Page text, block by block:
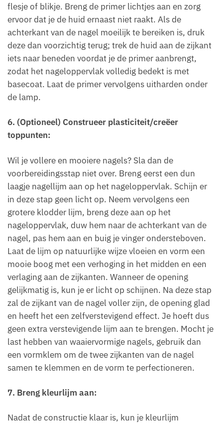
flesje of blikje. Breng de primer lichtjes aan en zorg
ervoor dat je de huid ernaast niet raakt. Als de
achterkant van de nagel moeilijk te bereiken is, druk
deze dan voorzichtig terug; trek de huid aan de zijkant
iets naar beneden voordat je de primer aanbrengt,
zodat het nageloppervlak volledig bedekt is met
basecoat. Laat de primer vervolgens uitharden onder
de lamp.
6. (Optioneel) Construeer plasticiteit/creëer
toppunten:
Wil je vollere en mooiere nagels? Sla dan de
voorbereidingsstap niet over. Breng eerst een dun
laagje nagellijm aan op het nageloppervlak. Schijn er
in deze stap geen licht op. Neem vervolgens een
grotere klodder lijm, breng deze aan op het
nageloppervlak, duw hem naar de achterkant van de
nagel, pas hem aan en buig je vinger ondersteboven.
Laat de lijm op natuurlijke wijze vloeien en vorm een
mooie boog met een verhoging in het midden en een
verlaging aan de zijkanten. Wanneer de opening
gelijkmatig is, kun je er licht op schijnen. Na deze stap
zal de zijkant van de nagel voller zijn, de opening glad
en heeft het een zelfverstevigend effect. Je hoeft dus
geen extra verstevigende lijm aan te brengen. Mocht je
last hebben van waaiervormige nagels, gebruik dan
een vormklem om de twee zijkanten van de nagel
samen te klemmen en de vorm te perfectioneren.
7. Breng kleurlijm aan:
Nadat de constructie klaar is, kun je kleurlijm